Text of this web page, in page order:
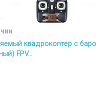
квадрокоптер с
FPV...